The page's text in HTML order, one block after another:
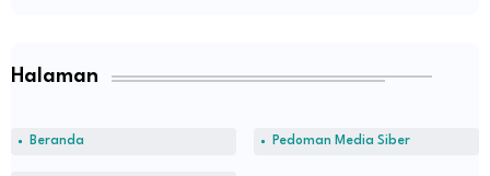
Halaman
Beranda Pedoman Media Siber